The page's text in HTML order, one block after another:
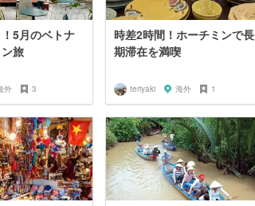
5月のベトナ
旅
外 3
時差2時間！ホーチミンで長
期滞在を満喫
teriyaki 海外 1